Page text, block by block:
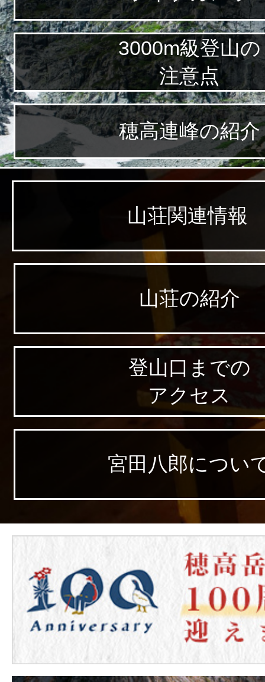
3000m級登山の
注意点
穂高連峰の紹介
山荘関連情報
山荘の紹介
登山口までの
アクセス
宮田八郎につい